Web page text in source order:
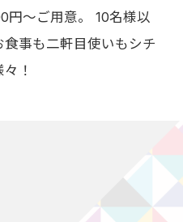
円〜ご用意。 10名様以
事も二軒目使いもシチ
！